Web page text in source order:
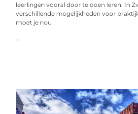
leerlingen vooral door te doen leren. In
verschillende mogelijkheden voor
moet je nou
...